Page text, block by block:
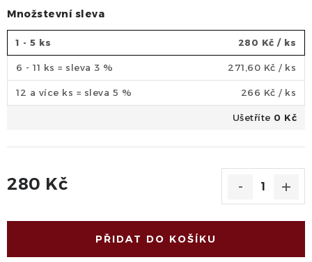
Množstevní sleva
1 - 5 ks 280 Kč / ks
6 - 11 ks = sleva 3 % 271,60 Kč / ks
12 a více ks = sleva 5 % 266 Kč / ks
Ušetříte 0 Kč
280 Kč
PŘIDAT DO KOŠÍKU